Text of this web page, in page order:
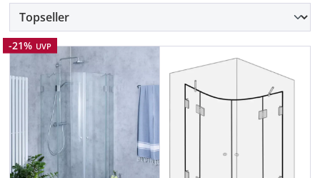
Rabatt
-21% UVP